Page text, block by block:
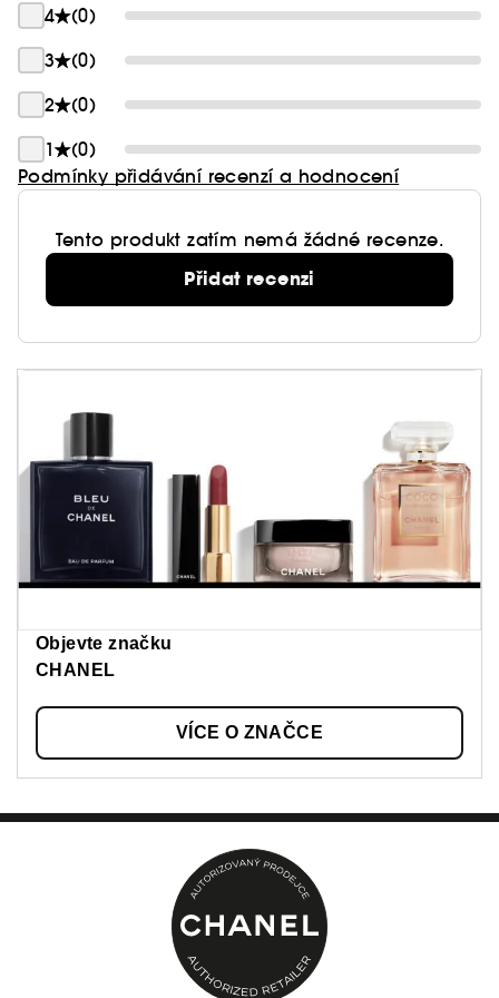
zachovává si trvale zářivý vzhled.
4
(0)
3
(0)
2
(0)
1
(0)
Podmínky přidávání recenzí a hodnocení
Tento produkt zatím nemá žádné recenze.
Přidat recenzi
Objevte značku
CHANEL
VÍCE O ZNAČCE